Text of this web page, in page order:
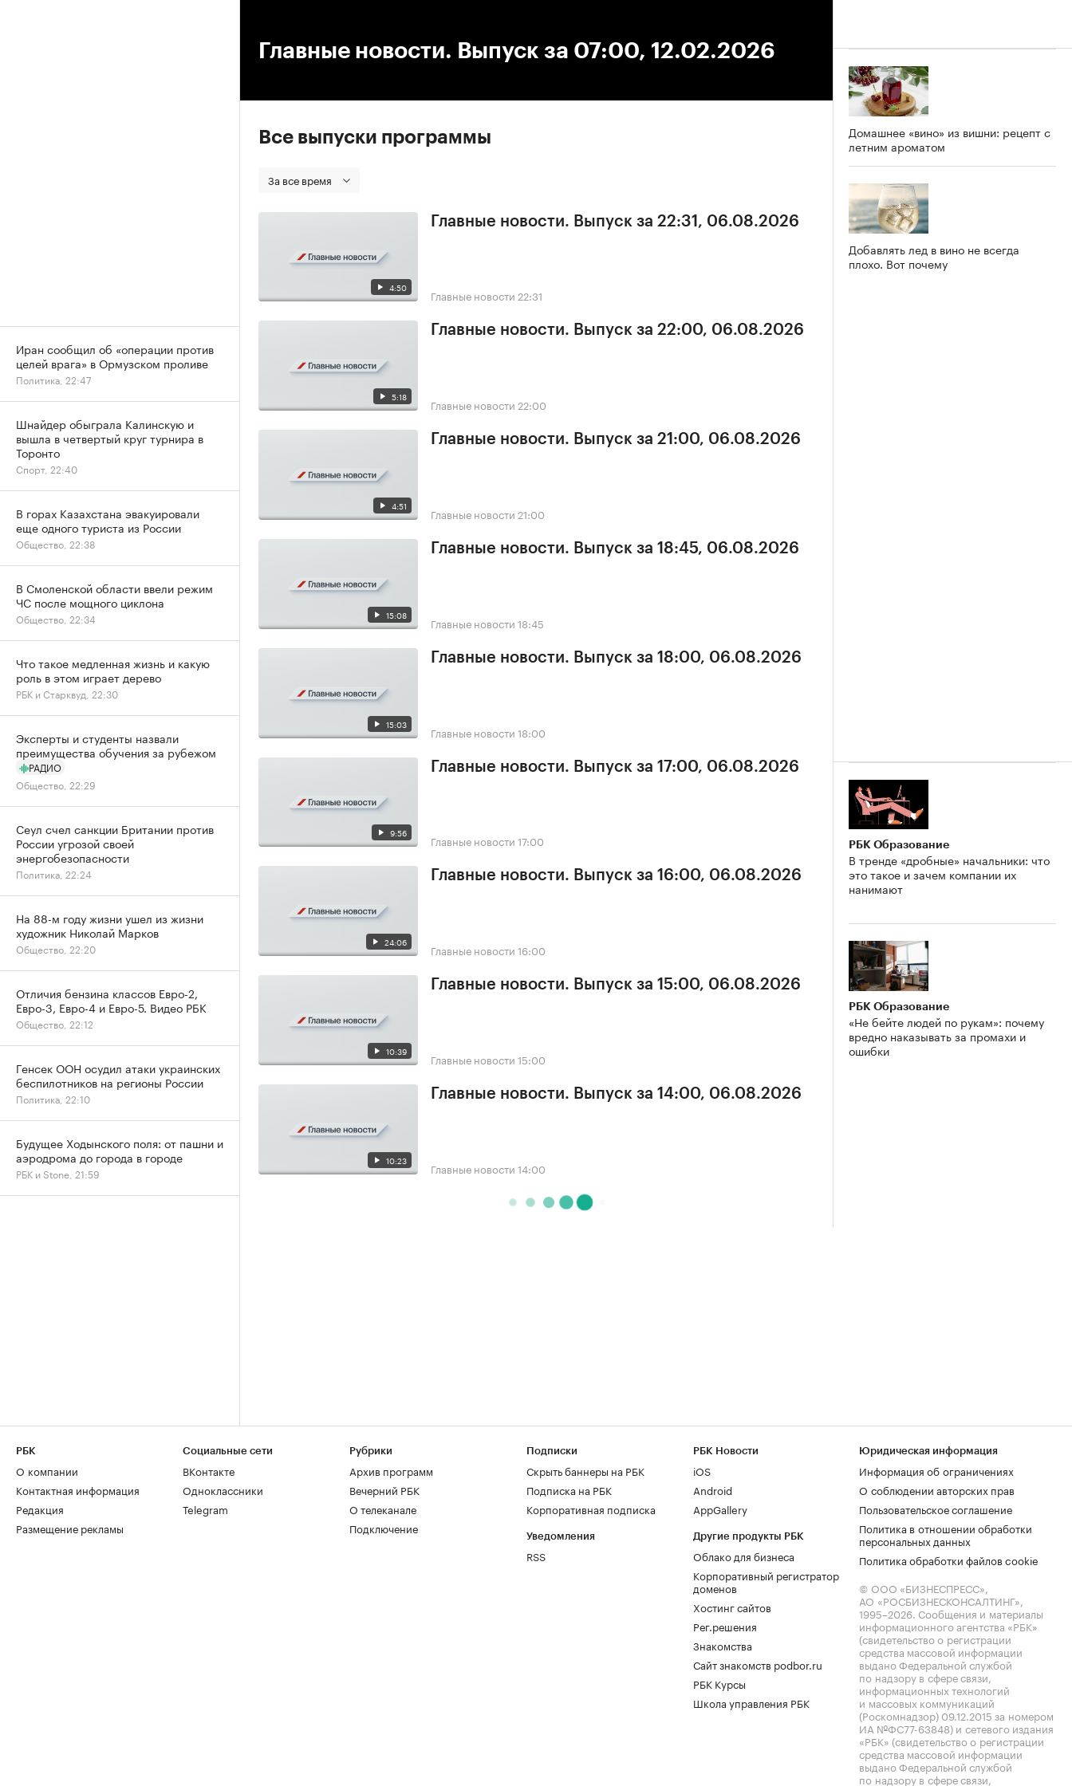
Главные новости. Выпуск за 07:00, 12.02.2026
Все выпуски программы
За все время
4:50
Главные новости. Выпуск за 22:31, 06.08.2026
Главные новости 22:31
5:18
Главные новости. Выпуск за 22:00, 06.08.2026
Главные новости 22:00
4:51
Главные новости. Выпуск за 21:00, 06.08.2026
Главные новости 21:00
15:08
Главные новости. Выпуск за 18:45, 06.08.2026
Главные новости 18:45
15:03
Главные новости. Выпуск за 18:00, 06.08.2026
Главные новости 18:00
9:56
Главные новости. Выпуск за 17:00, 06.08.2026
Главные новости 17:00
24:06
Главные новости. Выпуск за 16:00, 06.08.2026
Главные новости 16:00
10:39
Главные новости. Выпуск за 15:00, 06.08.2026
Главные новости 15:00
10:23
Главные новости. Выпуск за 14:00, 06.08.2026
Главные новости 14:00
Домашнее «вино» из вишни: рецепт с
летним ароматом
Добавлять лед в вино не всегда
плохо. Вот почему
РБК Образование
В тренде «дробные» начальники: что
это такое и зачем компании их
нанимают
РБК Образование
«Не бейте людей по рукам»: почему
вредно наказывать за промахи и
ошибки
Иран сообщил об «операции против
целей врага» в Ормузском проливе
Политика, 22:47
Шнайдер обыграла Калинскую и
вышла в четвертый круг турнира в
Торонто
Спорт, 22:40
В горах Казахстана эвакуировали
еще одного туриста из России
Общество, 22:38
В Смоленской области ввели режим
ЧС после мощного циклона
Общество, 22:34
Что такое медленная жизнь и какую
роль в этом играет дерево
РБК и Старквуд, 22:30
Эксперты и студенты назвали
преимущества обучения за рубежом
РАДИО
Общество, 22:29
Сеул счел санкции Британии против
России угрозой своей
энергобезопасности
Политика, 22:24
На 88-м году жизни ушел из жизни
художник Николай Марков
Общество, 22:20
Отличия бензина классов Евро-2,
Евро-3, Евро-4 и Евро-5. Видео РБК
Общество, 22:12
Генсек ООН осудил атаки украинских
беспилотников на регионы России
Политика, 22:10
Будущее Ходынского поля: от пашни и
аэродрома до города в городе
РБК и Stone, 21:59
РБК
О компании
Контактная информация
Редакция
Размещение рекламы
Социальные сети
ВКонтакте
Одноклассники
Telegram
Рубрики
Архив программ
Вечерний РБК
О телеканале
Подключение
Подписки
Скрыть баннеры на РБК
Подписка на РБК
Корпоративная подписка
Уведомления
RSS
РБК Новости
iOS
Android
AppGallery
Другие продукты РБК
Облако для бизнеса
Корпоративный регистратор
доменов
Хостинг сайтов
Рег.решения
Знакомства
Сайт знакомств podbor.ru
РБК Курсы
Школа управления РБК
Юридическая информация
Информация об ограничениях
О соблюдении авторских прав
Пользовательское соглашение
Политика в отношении обработки
персональных данных
Политика обработки файлов cookie
© ООО «БИЗНЕСПРЕСС»,
АО «РОСБИЗНЕСКОНСАЛТИНГ»,
1995–2026. Сообщения и материалы
информационного агентства «РБК»
(свидетельство о регистрации
средства массовой информации
выдано Федеральной службой
по надзору в сфере связи,
информационных технологий
и массовых коммуникаций
(Роскомнадзор) 09.12.2015 за номером
ИА №ФС77-63848) и сетевого издания
«РБК» (свидетельство о регистрации
средства массовой информации
выдано Федеральной службой
по надзору в сфере связи,